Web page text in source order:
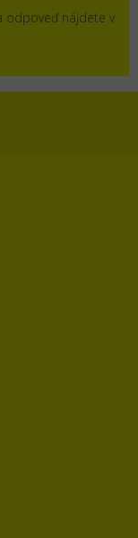
odpoveď nájdete v